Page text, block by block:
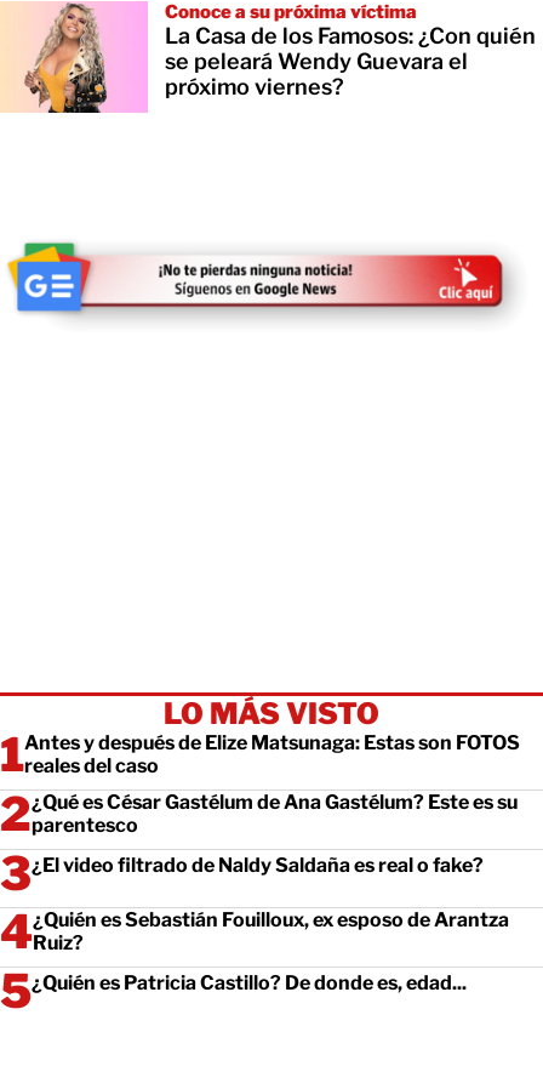
Conoce a su próxima víctima
La Casa de los Famosos: ¿Con quién
se peleará Wendy Guevara el
próximo viernes?
LO MÁS VISTO
Antes y después de Elize Matsunaga: Estas son FOTOS
reales del caso
¿Qué es César Gastélum de Ana Gastélum? Este es su
parentesco
¿El video filtrado de Naldy Saldaña es real o fake?
¿Quién es Sebastián Fouilloux, ex esposo de Arantza
Ruiz?
¿Quién es Patricia Castillo? De donde es, edad...